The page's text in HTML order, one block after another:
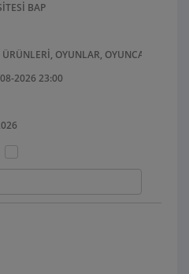
BAP
OYUNLAR, OYUNCAKLAR, EL
2026 23:00